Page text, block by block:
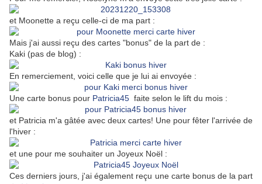
et Moonette a reçu celle-ci de ma part :
Mais j'ai aussi reçu des cartes "bonus" de la part de :
Kaki (pas de blog) :
En remerciement, voici celle que je lui ai envoyée :
Une carte bonus pour Patricia45 faite selon le lift du mois :
et Patricia m'a gâtée avec deux cartes! Une pour fêter l'arrivée de
l'hiver :
et une pour me souhaiter un Joyeux Noël :
Ces derniers jours, j'ai également reçu une carte bonus de la part